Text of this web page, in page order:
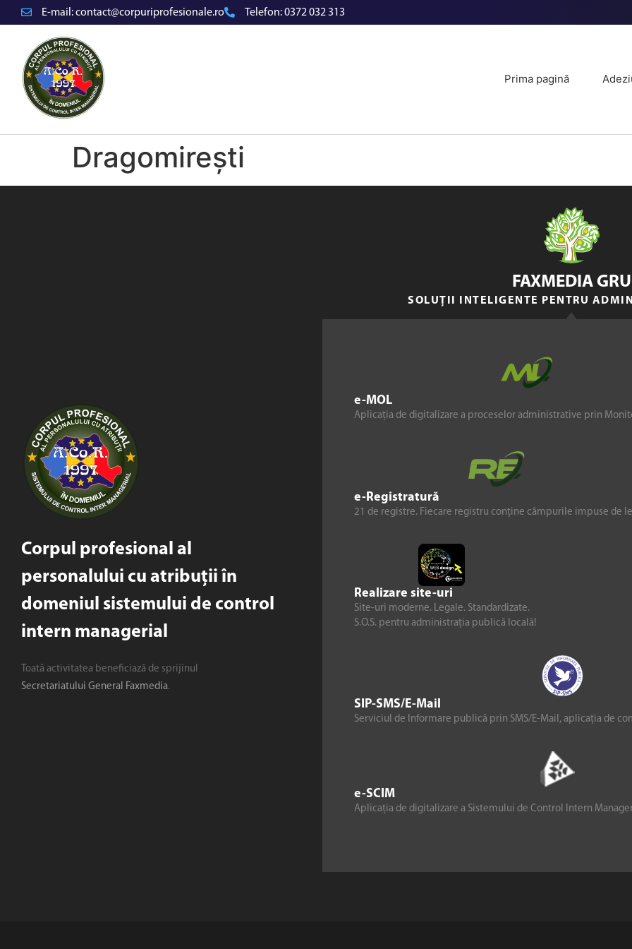
E-mail:contact@corpuriprofesionale.ro Telefon:0372 032 313
Prima pagină
Dragomirești
Corpul profesional al
personalului cu atribuții în
domeniul sistemului de control
intern managerial
Toată activitatea beneficiază de sprijinul
Secretariatului General Faxmedia.
e-MOL
Aplicația de digitalizare a proceselor administrative prin
e-Registratură
21 de registre. Fiecare registru conține câmpurile impuse de
Realizare site-uri
Site-uri moderne. Legale. Standardizate.
S.O.S. pentru administrația publică locală!
SIP-SMS/E-Mail
Serviciul de Informare publică prin SMS/E-Mail, aplicația de
e-SCIM
Aplicația de digitalizare a Sistemului de Control Intern
FAXMEDIA
SOLUȚII INTELIGENTE PENTRU